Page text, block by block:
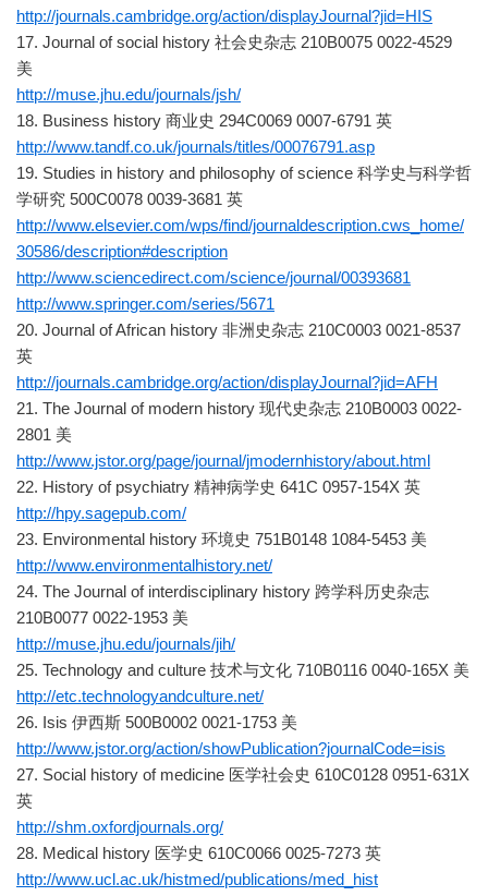
http://journals.cambridge.org/action/displayJournal?jid=HIS
17. Journal of social history 社会史杂志 210B0075 0022-4529
美
http://muse.jhu.edu/journals/jsh/
18. Business history 商业史 294C0069 0007-6791 英
http://www.tandf.co.uk/journals/titles/00076791.asp
19. Studies in history and philosophy of science 科学史与科学哲
学研究 500C0078 0039-3681 英
http://www.elsevier.com/wps/find/journaldescription.cws_home/
30586/description#description
http://www.sciencedirect.com/science/journal/00393681
http://www.springer.com/series/5671
20. Journal of African history 非洲史杂志 210C0003 0021-8537
英
http://journals.cambridge.org/action/displayJournal?jid=AFH
21. The Journal of modern history 现代史杂志 210B0003 0022-
2801 美
http://www.jstor.org/page/journal/jmodernhistory/about.html
22. History of psychiatry 精神病学史 641C 0957-154X 英
http://hpy.sagepub.com/
23. Environmental history 环境史 751B0148 1084-5453 美
http://www.environmentalhistory.net/
24. The Journal of interdisciplinary history 跨学科历史杂志
210B0077 0022-1953 美
http://muse.jhu.edu/journals/jih/
25. Technology and culture 技术与文化 710B0116 0040-165X 美
http://etc.technologyandculture.net/
26. Isis 伊西斯 500B0002 0021-1753 美
http://www.jstor.org/action/showPublication?journalCode=isis
27. Social history of medicine 医学社会史 610C0128 0951-631X
英
http://shm.oxfordjournals.org/
28. Medical history 医学史 610C0066 0025-7273 英
http://www.ucl.ac.uk/histmed/publications/med_hist